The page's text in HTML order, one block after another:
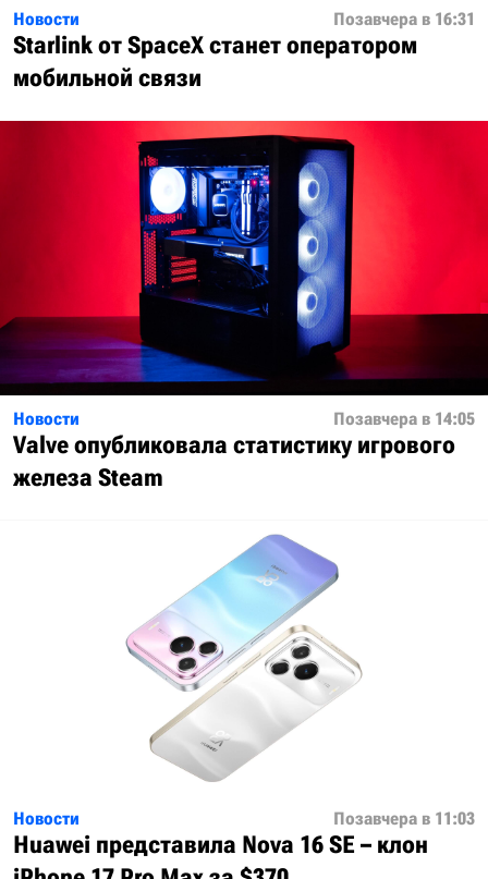
Новости Позавчера в 16:31
Starlink от SpaceX станет оператором
мобильной связи
Новости Позавчера в 14:05
Valve опубликовала статистику игрового
железа Steam
Новости Позавчера в 11:03
Huawei представила Nova 16 SE – клон